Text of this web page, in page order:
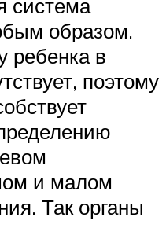
система
образом.
ребенка в
поэтому
и малом
Так органы